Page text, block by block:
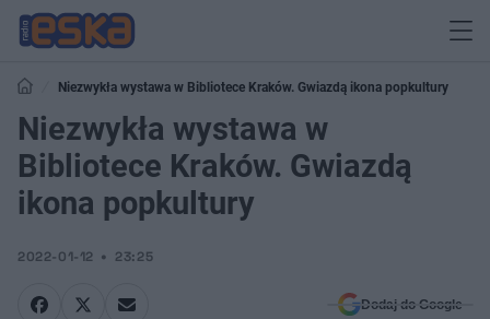
Niezwykła wystawa w Bibliotece Kraków. Gwiazdą ikona popkultury
Niezwykła wystawa w
Bibliotece Kraków. Gwiazdą
ikona popkultury
2022-01-12 23:25
Dodaj do Google